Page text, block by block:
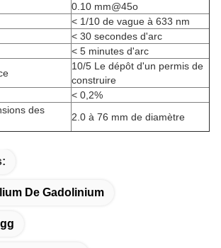
0.10 mm@45o
< 1/10 de vague à 633 nm
< 30 secondes d'arc
< 5 minutes d'arc
10/5 Le dépôt d'un permis de
construire
< 0,2%
des
2.0 à 76 mm de diamètre
De Gadolinium